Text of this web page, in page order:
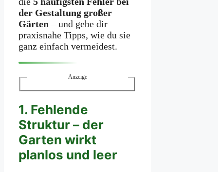
der Gestaltung großer
Gärten– und gebe dir
praxisnahe Tipps, wie du sie
ganz einfach vermeidest.
Anzeige
1. Fehlende
Struktur – der
Garten wirkt
planlos und leer